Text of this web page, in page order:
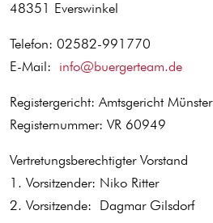
48351 Everswinkel
Telefon: 02582-991770
E-Mail: info@buergerteam.de
Registergericht: Amtsgericht Münster
Registernummer: VR 60949
Vertretungsberechtigter Vorstand
1. Vorsitzender: Niko Ritter
2. Vorsitzende: Dagmar Gilsdorf